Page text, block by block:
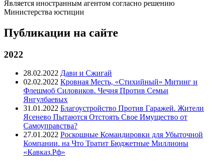
Является иностранным агентом согласно решению
Министерства юстиции
Публикации на сайте
2022
28.02.2022 Дави и Сжигай
02.02.2022 Кровная Месть, «Стихийный» Митинг и
Флешмоб Силовиков. Чечня Против Семьи
Янгулбаевых
31.01.2022 Благоустройство Против Гаражей. Жители
Ясенево Пытаются Отстоять Свое Имущество от
Самоуправства?
27.01.2022 Роскошные Командировки для Убыточной
Компании. на Что Тратит Бюджетные Миллионы
«Кавказ.Рф»